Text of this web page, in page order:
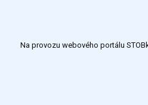
Na provozu webového portálu